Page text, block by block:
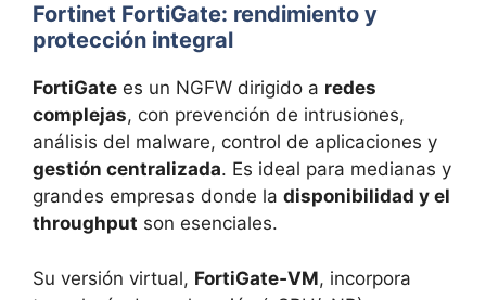
Fortinet FortiGate: rendimiento y
protección integral
FortiGate es un NGFW dirigido a redes
complejas, con prevención de intrusiones,
análisis del malware, control de aplicaciones y
gestión centralizada. Es ideal para medianas y
grandes empresas donde la disponibilidad y el
throughput son esenciales.
Su versión virtual, FortiGate‑VM, incorpora